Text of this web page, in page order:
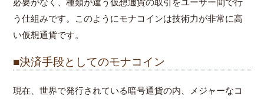
う仕組みです。このようにモナコインは技術力が非常に高
い仮想通貨です。
■決済手段としてのモナコイン
現在、世界で発行されている暗号通貨の内、メジャーなコ